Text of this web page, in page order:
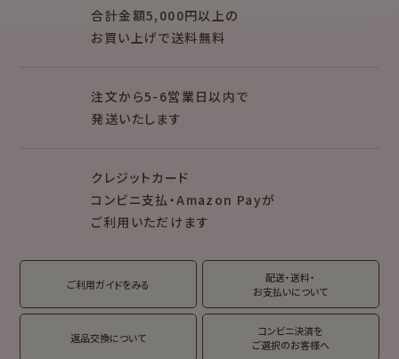
キャラクター別
MARUKO and
MONCHHICHI
サンリオキャラクタ
MOGUMOGU
HAMTAROU
イジ
おりがみ
翠 sui の商品を見る 結々 yuiyui の商品を見る
合計金額5,000円以上の
お買い上げで送料無料
注文から5-6営業日以内で
発送いたします
クレジットカード
コンビニ支払・Amazon Payが
ご利用いただけます
ご利用ガイドをみる
配送・送料・
お支払いについて
返品交換について
コンビニ決済を
ご選択のお客様へ